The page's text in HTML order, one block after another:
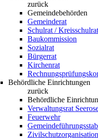
zurück
Gemeindebehörden
Gemeinderat
Schulrat / Kreisschulrat
Baukommission
Sozialrat
Bürgerrat
Kirchenrat
Behördliche Einrichtungen
zurück
Behördliche
Verwaltungsrat
Feuerwehr
Gemeindeführungsstab
Zivilschutzorganisation